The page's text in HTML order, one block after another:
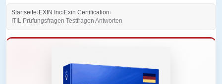
Startseite›EXIN.Inc›Exin Certification›
ITIL Prüfungsfragen Testfragen Antworten